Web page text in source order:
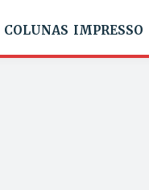
COLUNAS IMPRESSO